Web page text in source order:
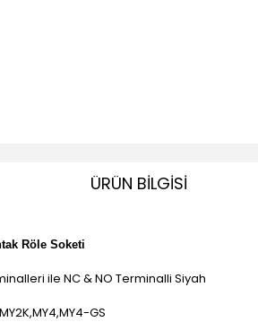
ÜRÜN BİLGİSİ
Röle Soketi
ile NC & NO Terminalli Siyah
GS